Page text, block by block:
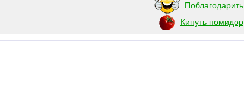
Поблагодарить
Кинуть помидор